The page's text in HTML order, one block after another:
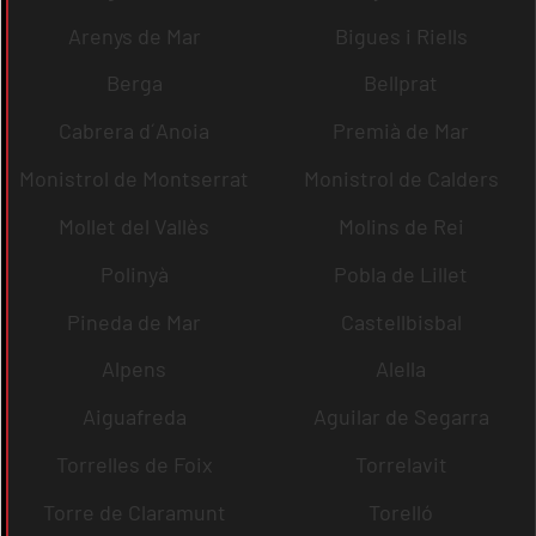
Arenys de Mar
Bigues i Riells
Berga
Bellprat
Cabrera d´Anoia
Premià de Mar
Monistrol de Montserrat
Monistrol de Calders
Mollet del Vallès
Molins de Rei
Polinyà
Pobla de Lillet
Pineda de Mar
Castellbisbal
Alpens
Alella
Aiguafreda
Aguilar de Segarra
Torrelles de Foix
Torrelavit
Torre de Claramunt
Torelló